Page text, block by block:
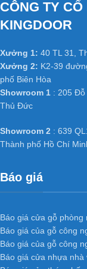
Có thể chọn nhiều
với mọi không gian
nghiệp MDF
Không bị cong
Không bị hiện
Thay đổi nhiệt độ
+ Cách âm
công nghiệp
Do kết cấu bên
tạo ra nên có phần
Ứng dụng
CÔNG TY
KINGDOOR
Xưởng 1: 40 TL 31,
Xưởng 2: K2-39
phố Biên Hòa
Showroom 1 : 205 Đỗ
Thủ Đức
Showroom 2 : 639
Thành phố Hồ Chí
Báo giá
Báo giá cửa gỗ phòng
Báo giá của gỗ công
Báo giá của gỗ công
Báo giá cửa nhựa nhà